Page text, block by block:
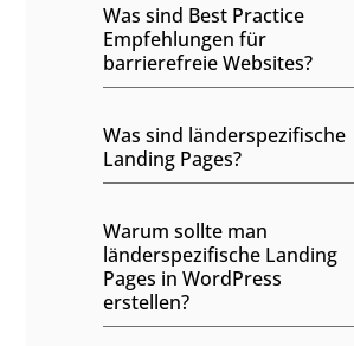
Was sind Best Practice
Empfehlungen für
barrierefreie Websites?
Was sind länderspezifische
Landing Pages?
Warum sollte man
länderspezifische Landing
Pages in WordPress
erstellen?